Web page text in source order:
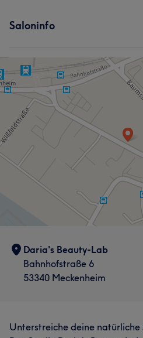
Saloninfo
Daria's Beauty-Lab
Bahnhofstraße 6
53340 Meckenheim
Unterstreiche deine